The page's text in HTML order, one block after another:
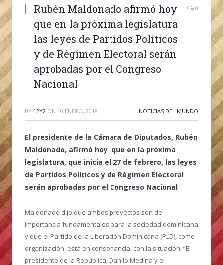
Rubén Maldonado afirmó hoy
que en la próxima legislatura
las leyes de Partidos Políticos
y de Régimen Electoral serán
aprobadas por el Congreso
Nacional
0
BY 12Y2 ON 10 ENERO, 2018 NOTICIAS DEL MUNDO
El presidente de la Cámara de Diputados, Rubén
Maldonado, afirmó hoy que en la próxima
legislatura, que inicia el 27 de febrero, las leyes
de Partidos Políticos y de Régimen Electoral
serán aprobadas por el Congreso Nacional
Maldonado dijo que ambos proyectos son de
importancia fundamentales para la sociedad dominicana
y que el Partido de la Liberación Dominicana (PLD), como
organización, está en consonancia con la situación. “El
presidente de la República, Danilo Medina y el